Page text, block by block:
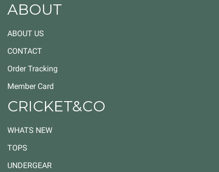
ABOUT
ABOUT US
CONTACT
Order Tracking
Member Card
CRICKET&CO
WHATS NEW
TOPS
UNDERGEAR